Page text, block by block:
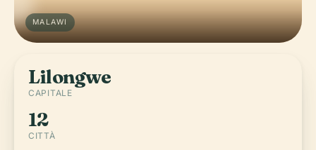
MALAWI
Lilongwe
CAPITALE
12
CITTÀ